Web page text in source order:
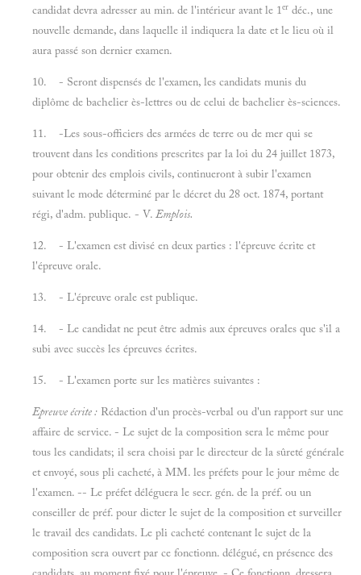
candidat devra adresser au min. de l'intérieur avant le 1er déc., une
nouvelle demande, dans laquelle il indiquera la date et le lieu où il
aura passé son dernier examen.
10. - Seront dispensés de l'examen, les candidats munis du
diplôme de bachelier ès-lettres ou de celui de bachelier ès-sciences.
11. -Les sous-officiers des armées de terre ou de mer qui se
trouvent dans les conditions prescrites par la loi du 24 juillet 1873,
pour obtenir des emplois civils, continueront à subir l'examen
suivant le mode déterminé par le décret du 28 oct. 1874, portant
régi, d'adm. publique. - V. Emplois.
12. - L'examen est divisé en deux parties : l'épreuve écrite et
l'épreuve orale.
13. - L'épreuve orale est publique.
14. - Le candidat ne peut être admis aux épreuves orales que s'il a
subi avec succès les épreuves écrites.
15. - L'examen porte sur les matières suivantes :
Epreuve écrite : Rédaction d'un procès-verbal ou d'un rapport sur une
affaire de service. - Le sujet de la composition sera le même pour
tous les candidats; il sera choisi par le directeur de la sûreté générale
et envoyé, sous pli cacheté, à MM. les préfets pour le jour même de
l'examen. -- Le préfet déléguera le secr. gén. de la préf. ou un
conseiller de préf. pour dicter le sujet de la composition et surveiller
le travail des candidats. Le pli cacheté contenant le sujet de la
composition sera ouvert par ce fonctionn. délégué, en présence des